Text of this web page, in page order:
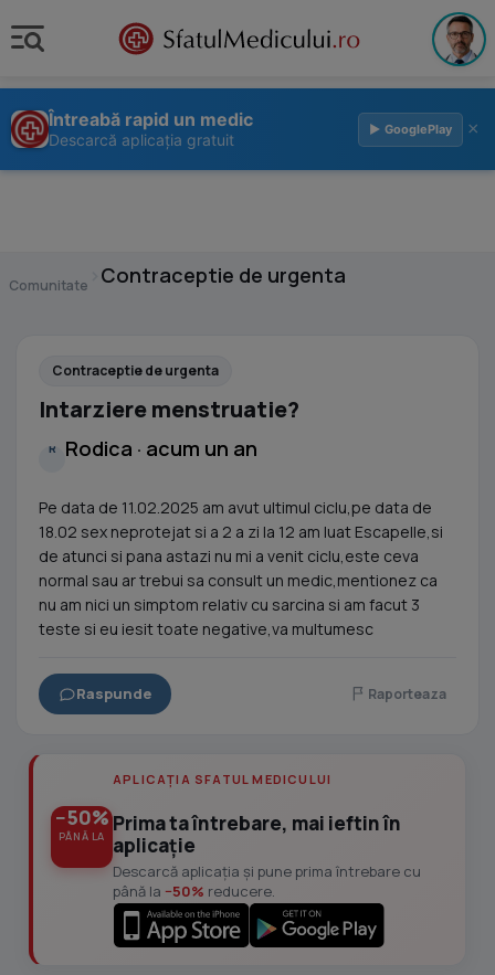
Întreabă rapid un medic
Descarcă aplicația gratuit
▶ GooglePlay ×
Comunitate Contraceptie de urgenta
Contraceptie de urgenta
Intarziere menstruatie?
R Rodica · acum un an
Pe data de 11.02.2025 am avut ultimul ciclu,pe data de
18.02 sex neprotejat si a 2 a zi la 12 am luat Escapelle,si
de atunci si pana astazi nu mi a venit ciclu,este ceva
normal sau ar trebui sa consult un medic,mentionez ca
nu am nici un simptom relativ cu sarcina si am facut 3
teste si eu iesit toate negative,va multumesc
Raspunde Raporteaza
−50%
PÂNĂ LA
APLICAȚIA SFATUL MEDICULUI
Prima ta întrebare, mai ieftin în
aplicație
Descarcă aplicația și pune prima întrebare cu
până la −50% reducere.